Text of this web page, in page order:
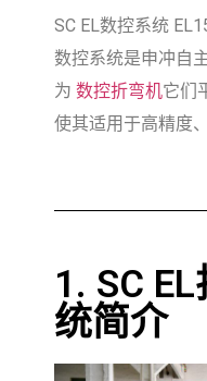
SC EL数控系统
数控系统是申冲自
为 数控折弯机它们
使其适用于高精度
1. SC
统简介